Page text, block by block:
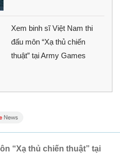
Xem binh sĩ Việt Nam thi
đấu môn “Xạ thủ chiến
thuật” tại Army Games
“Xạ thủ chiến thuật” tại